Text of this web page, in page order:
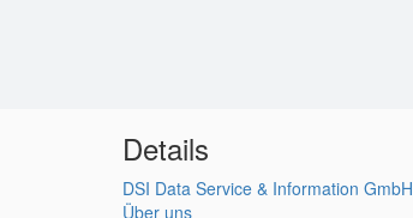
Details
DSI Data Service & Information GmbH
Über uns